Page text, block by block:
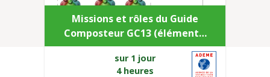
Missions et rôles du Guide
Composteur GC13 (élément…
sur 1 jour
4 heures